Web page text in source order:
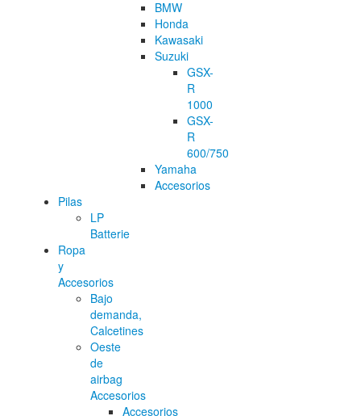
BMW
Honda
Kawasaki
Suzuki
GSX-
R
1000
GSX-
R
600/750
Yamaha
Accesorios
Pilas
LP
Batterie
Ropa
y
Accesorios
Bajo
demanda,
Calcetines
Oeste
de
airbag
Accesorios
Accesorios